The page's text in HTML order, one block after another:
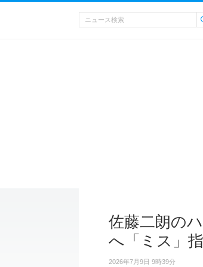
佐藤二朗の
へ「ミス」
2026年7月9日 9時39分